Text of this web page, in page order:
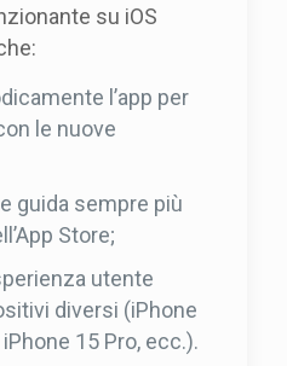
su iOS
l’app per
le nuove
guida sempre più
Store;
utente
diversi (iPhone
iPhone 15 Pro, ecc.).